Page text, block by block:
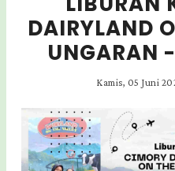
DAIRYLAND
UNGARAN
Kamis, 05 Juni